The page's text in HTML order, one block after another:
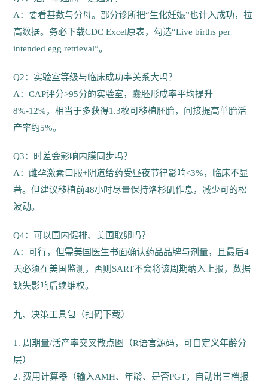
A：要看基数与分母。部分诊所把“生化妊娠”也计入成功，拉
高数据。务必下载CDC Excel原表，勾选“Live births per
intended egg retrieval”。
Q2：实验室等级与临床成功率关系大吗？
A：CAP评分>95分的实验室，囊胚形成率平均提升
8%-12%，相当于多获得1.3枚可移植胚胎，间接提高单胎活
产率约5%。
Q3：时差会影响内膜同步吗？
A：雌孕激素口服+阴道给药受昼夜节律影响<3%，临床不显
著。但建议移植前48小时尽量保持洛杉矶作息，减少可的松
波动。
Q4：可以国内促排、美国取卵吗？
A：可行，但需美国医生书面确认药品品牌与剂量，且最后4
天必须在美国监测，否则SART不会将该周期纳入上报，数据
缺失影响后续维权。
九、决策工具包（扫码下载）
1. 周期量/活产率交叉散点图（R语言源码，可自定义年龄分
层）
2. 费用计算器（输入AMH、年龄、是否PGT，自动出三档报